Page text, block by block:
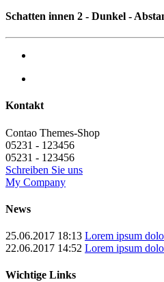
Schatten innen 2 - Dunkel -
Kontakt
Contao Themes-Shop
05231 - 123456
05231 - 123456
Schreiben Sie uns
My Company
News
25.06.2017 18:13 Lorem ipsum
22.06.2017 14:52 Lorem ipsum
Wichtige Links